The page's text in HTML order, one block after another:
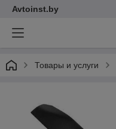
Avtoinst.by
Товары и услуги